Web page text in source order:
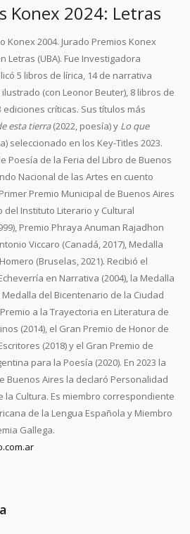
Konex 2024: Letras
Konex 2004. Jurado Premios Konex
Letras (UBA). Fue Investigadora
5 libros de lírica, 14 de narrativa
(con Leonor Beuter), 8 libros de
críticas. Sus títulos más
esta tierra(2022, poesía) y Lo que
seleccionado en los Key-Titles 2023.
Poesía de la Feria del Libro de Buenos
Nacional de las Artes en cuento
Premio Municipal de Buenos Aires
del Instituto Literario y Cultural
Premio Phraya Anuman Rajadhon
Viccaro (Canadá, 2017), Medalla
(Bruselas, 2021). Recibió el
en Narrativa (2004), la Medalla
del Bicentenario de la Ciudad
a la Trayectoria en Literatura de
(2014), el Gran Premio de Honor de
(2018) y el Gran Premio de
para la Poesía (2020). En 2023 la
Buenos Aires la declaró Personalidad
la Cultura. Es miembro correspondiente
de la Lengua Española y Miembro
Gallega.